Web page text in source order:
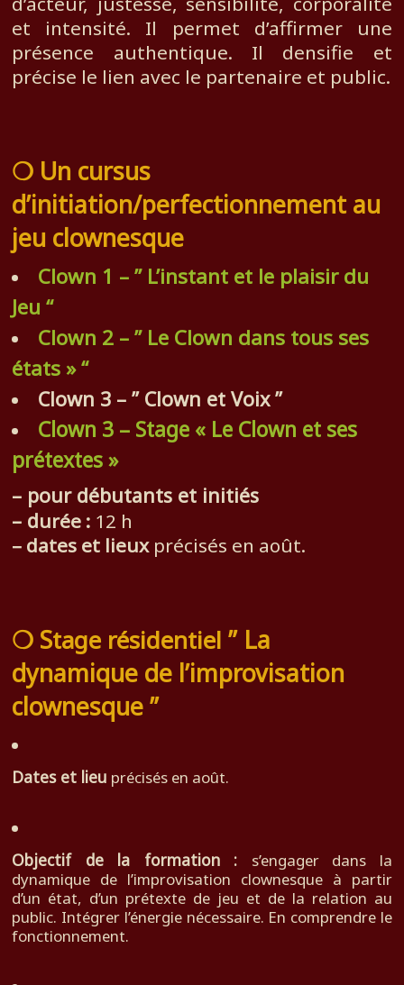
et intensité. Il permet d’affirmer une
présence authentique. Il densifie et
précise le lien avec le partenaire et public.
❍ Un cursus
d’initiation/perfectionnement au
jeu clownesque
Clown 1 – ” L’instant et le plaisir du
Jeu “
Clown 2 – ” Le Clown dans tous ses
états » “
Clown 3 – ” Clown et Voix ”
Clown 3 – Stage « Le Clown et ses
prétextes »
– pour débutants et initiés
– durée : 12 h
– dates et lieux précisés en août.
❍ Stage résidentiel ” La
dynamique de l’improvisation
clownesque ”
Dates et lieu précisés en août.
Objectif de la formation : s’engager dans la
dynamique de l’improvisation clownesque à partir
d’un état, d’un prétexte de jeu et de la relation au
public. Intégrer l’énergie nécessaire. En comprendre le
fonctionnement.